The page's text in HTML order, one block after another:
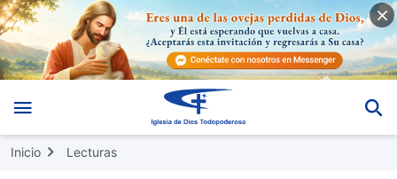
Inicio Lecturas